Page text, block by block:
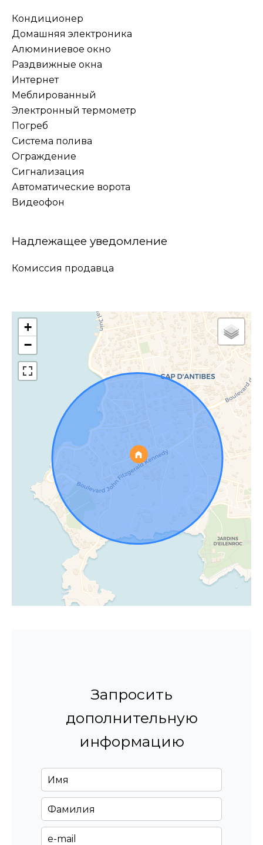
Кондиционер
Домашняя электроника
Алюминиевое окно
Раздвижные окна
Интернет
Меблированный
Электронный термометр
Погреб
Система полива
Ограждение
Сигнализация
Автоматические ворота
Видеофон
Надлежащее уведомление
Комиссия продавца
+
−
Запросить
дополнительную
информацию